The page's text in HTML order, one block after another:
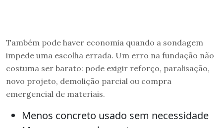
Também pode haver economia quando a sondagem
impede uma escolha errada. Um erro na fundação não
costuma ser barato: pode exigir reforço, paralisação,
novo projeto, demolição parcial ou compra
emergencial de materiais.
Menos concreto usado sem necessidade